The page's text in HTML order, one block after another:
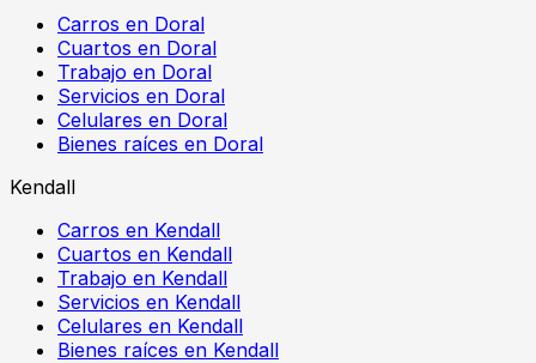
Carros en Doral
Cuartos en Doral
Trabajo en Doral
Servicios en Doral
Celulares en Doral
Bienes raíces en Doral
Kendall
Carros en Kendall
Cuartos en Kendall
Trabajo en Kendall
Servicios en Kendall
Celulares en Kendall
Bienes raíces en Kendall